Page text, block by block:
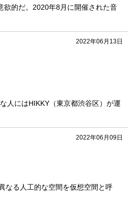
欲的だ。2020年8月に開催された音
2022年06月13日
人にはHIKKY（東京都渋谷区）が運
2022年06月09日
なる人工的な空間を仮想空間と呼